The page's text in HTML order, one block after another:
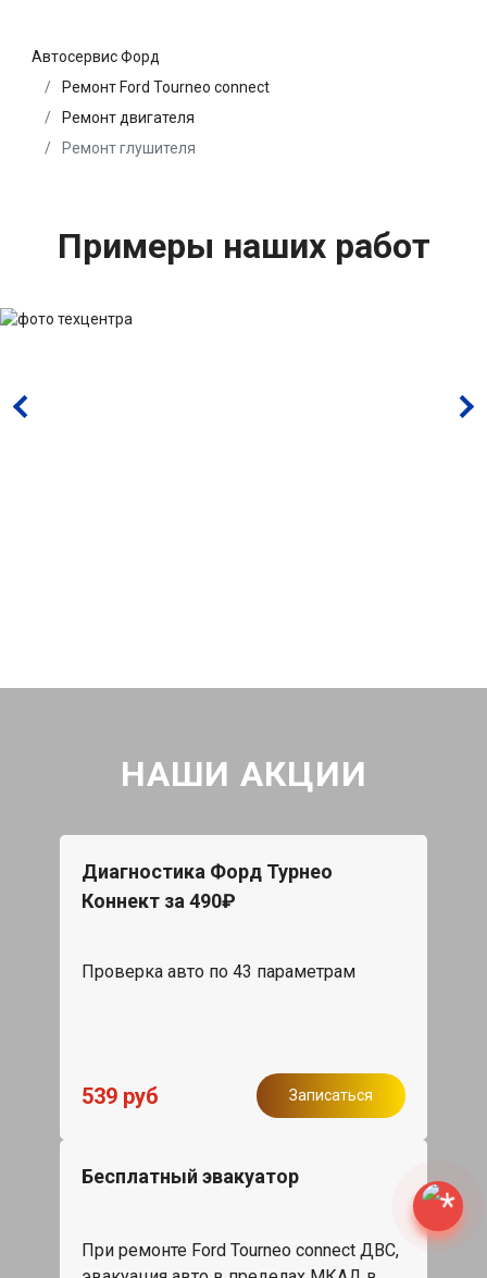
Автосервис Форд
Ремонт Ford Tourneo connect
Ремонт двигателя
Ремонт глушителя
Примеры наших работ
НАШИ АКЦИИ
Диагностика Форд Турнео
Коннект за 490₽
Проверка авто по 43 параметрам
539 руб Записаться
Бесплатный эвакуатор
При ремонте Ford Tourneo connect ДВС,